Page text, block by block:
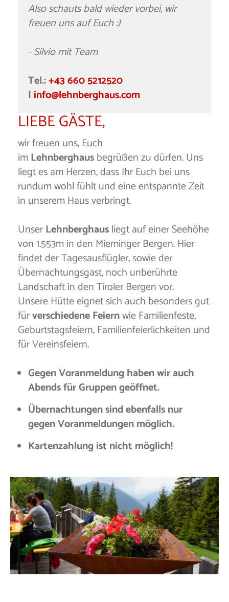
Also schauts bald wieder vorbei, wir
freuen uns auf Euch :)
- Silvio mit Team
Tel.:+43 660 5212520
| info@lehnberghaus.com
LIEBE GÄSTE,
wir freuen uns, Euch
imLehnberghausbegrüßen zu dürfen. Uns
liegt es am Herzen, dass Ihr Euch bei uns
rundum wohl fühlt und eine entspannte Zeit
in unserem Haus verbringt.
UnserLehnberghausliegt auf einer Seehöhe
von 1.553m in den Mieminger Bergen. Hier
findet der Tagesausflügler, sowie der
Übernachtungsgast, noch unberührte
Landschaft in den Tiroler Bergen vor.
Unsere Hütte eignet sich auch besonders gut
fürverschiedene Feiernwie Familienfeste,
Geburtstagsfeiern, Familienfeierlichkeiten und
für Vereinsfeiern.
Gegen Voranmeldung haben wir auch
Abends für Gruppen geöffnet.
Übernachtungen sind ebenfalls nur
gegen Voranmeldungen möglich.
Kartenzahlung ist nicht möglich!